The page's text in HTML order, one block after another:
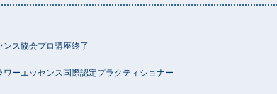
ンス協会プロ講座終了
ワーエッセンス国際認定プラクティショナー